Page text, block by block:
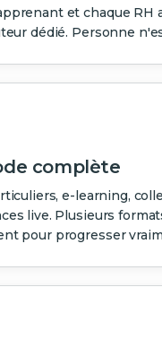
et chaque RH
dédié. Personne
complète
e-learning,
live. Plusieurs
pour progresser